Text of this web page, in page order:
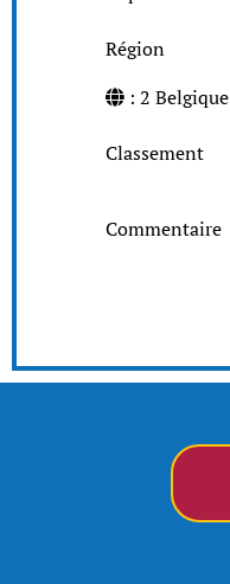
Région
: 2 Belgique
Classement
Commentaire